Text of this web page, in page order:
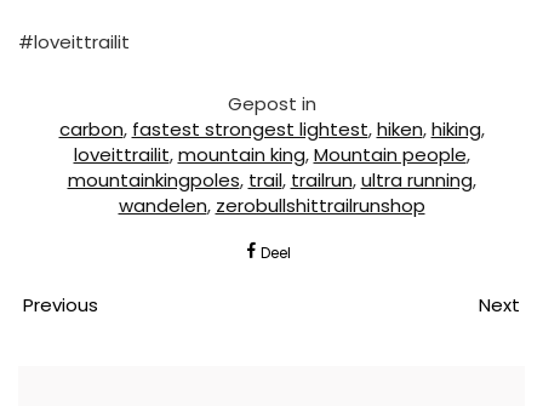
#loveittrailit
Gepost in
carbon, fastest strongest lightest,hiken,hiking,
loveittrailit,mountain king,Mountain people,
mountainkingpoles, trail, trailrun,ultra running,
wandelen, zerobullshittrailrunshop
Deel
Previous Next